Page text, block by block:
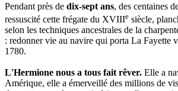
Pendant près de dix-sept ans, des centaines
ressuscité cette frégate du XVIIIe siècle,
selon les techniques ancestrales de la
: redonner vie au navire qui porta La Fayette
1780.
L'Hermione nous a tous fait rêver. Elle a
Amérique, elle a émerveillé des millions de